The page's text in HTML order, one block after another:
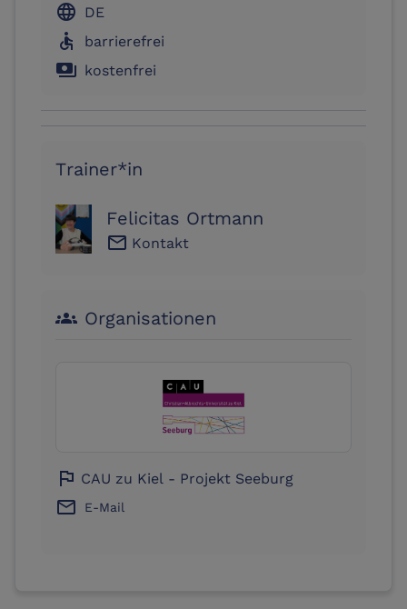
language DE
accessible barrierefrei
payments kostenfrei
Trainer*in
Felicitas Ortmann
email Kontakt
groups Organisationen
flag CAU zu Kiel - Projekt Seeburg
email E-Mail